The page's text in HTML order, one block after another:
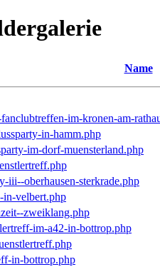
Name
im-kronen-am-
in-hamm.php
im-dorf-muensterland.php
iii--oberhausen-sterkrade.php
in-velbert.php
zweiklang.php
im-a42-in-bottrop.php
in-bottrop.php